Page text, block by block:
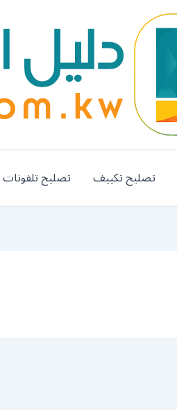
تصليح تكييف تصليح تلفونات